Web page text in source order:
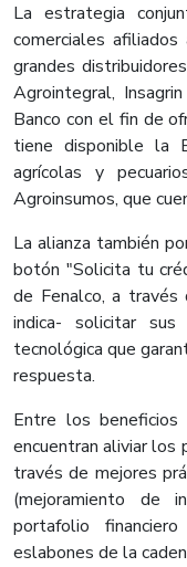
La estrategia
comerciales
grandes
Agrointegral,
Banco con el fin de
tiene disponible la
agrícolas y
Agroinsumos, que
La alianza también
botón "Solicita tu
de Fenalco, a
indica- solicitar sus
tecnológica que
respuesta.
Entre los beneficios
encuentran aliviar los
través de mejores
(mejoramiento de
portafolio
eslabones de la